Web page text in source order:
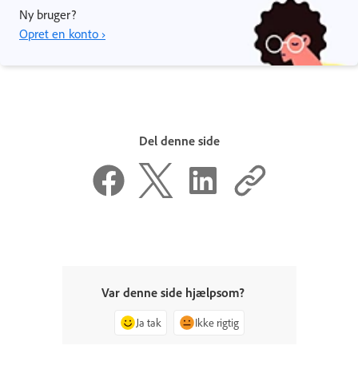
Ny bruger?
Opret en konto ›
Del denne side
Var denne side hjælpsom?
Ja tak Ikke rigtig